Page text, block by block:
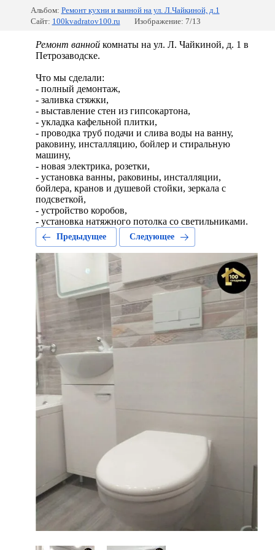
Альбом: Ремонт кухни и ванной на ул. Л.Чайкиной, д.1
Сайт: 100kvadratov100.ru Изображение: 7/13
Ремонт ванной комнаты на ул. Л. Чайкиной, д. 1 в
Петрозаводске.
Что мы сделали:
- полный демонтаж,
- заливка стяжки,
- выставление стен из гипсокартона,
- укладка кафельной плитки,
- проводка труб подачи и слива воды на ванну,
раковину, инсталляцию, бойлер и стиральную
машину,
- новая электрика, розетки,
- установка ванны, раковины, инсталляции,
бойлера, кранов и душевой стойки, зеркала с
подсветкой,
- устройство коробов,
- установка натяжного потолка со светильниками.
Предыдущее Следующее